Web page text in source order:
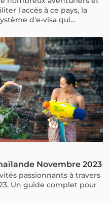
l'accès à ce pays, la
d'e-visa qui
pour les voyageurs du
en ligne, obtenir
permettant aux
la planification de leur
avantages, et les
entrer en Thaïlande.
Novembre 2023
passionnants à travers
Un guide complet pour